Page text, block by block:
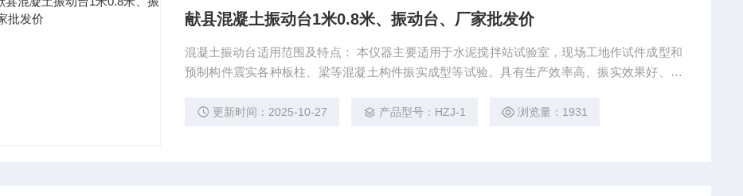
献县混凝土振动台1米0.8米、振动台、厂家批发价
混凝土振动台适用范围及特点： 本仪器主要适用于水泥搅拌站试验室，现场工地作试件成型和
预制构件震实各种板柱、梁等混凝土构件振实成型等试验。具有生产效率高、振实效果好、质
1米0.8米、振动台、厂家批发价
更新时间：2025-10-27 产品型号：HZJ-1 浏览量：1931